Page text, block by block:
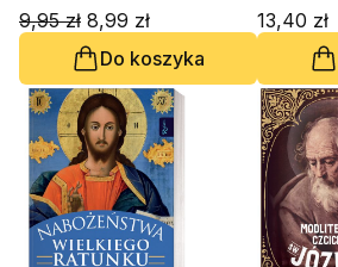
9,95 zł 8,99 zł
Do koszyka
13,40 zł